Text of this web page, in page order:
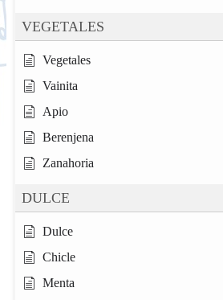
VEGETALES
Vegetales
Vainita
Apio
Berenjena
Zanahoria
DULCE
Dulce
Chicle
Menta